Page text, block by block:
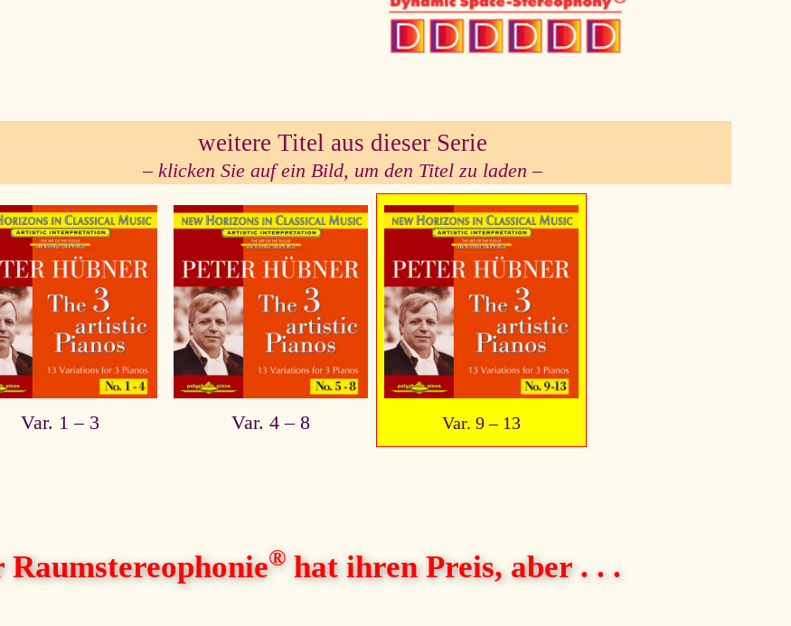
weitere Titel aus dieser Serie
– klicken Sie auf ein Bild, um den Titel zu laden –
Var. 1 – 3 Var. 4 – 8 Var. 9 – 13
® hat ihren Preis, aber . . .